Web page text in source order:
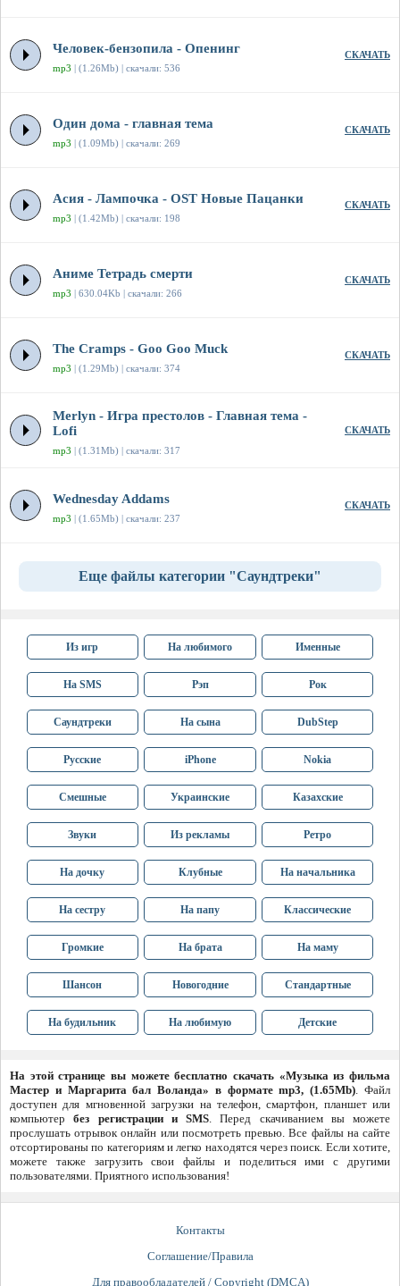
Человек-бензопила - Опенинг
mp3 | (1.26Mb) | скачали: 536
СКАЧАТЬ
Один дома - главная тема
mp3 | (1.09Mb) | скачали: 269
СКАЧАТЬ
Асия - Лампочка - OST Новые Пацанки
mp3 | (1.42Mb) | скачали: 198
СКАЧАТЬ
Аниме Тетрадь смерти
mp3 | 630.04Kb | скачали: 266
СКАЧАТЬ
The Cramps - Goo Goo Muck
mp3 | (1.29Mb) | скачали: 374
СКАЧАТЬ
Merlyn - Игра престолов - Главная тема -
Lofi
mp3 | (1.31Mb) | скачали: 317
СКАЧАТЬ
Wednesday Addams
mp3 | (1.65Mb) | скачали: 237
СКАЧАТЬ
Еще файлы категории "Саундтреки"
Из игр На любимого Именные
На SMS Рэп Рок
Саундтреки На сына DubStep
Русские iPhone Nokia
Смешные Украинские Казахские
Звуки Из рекламы Ретро
На дочку Клубные На начальника
На сестру На папу Классические
Громкие На брата На маму
Шансон Новогодние Стандартные
На будильник На любимую Детские
На этой странице вы можете бесплатно скачать «Музыка из фильма
Мастер и Маргарита бал Воланда» в формате mp3, (1.65Mb). Файл
доступен для мгновенной загрузки на телефон, смартфон, планшет или
компьютербез регистрации и SMS. Перед скачиванием вы можете
прослушать отрывок онлайн или посмотреть превью. Все файлы на сайте
отсортированы по категориям и легко находятся через поиск. Если хотите,
можете также загрузить свои файлы и поделиться ими с другими
пользователями. Приятного использования!
Контакты
Соглашение/Правила
Для правообладателей / Copyright (DMCA)